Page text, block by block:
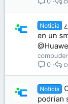
Noticia
en un
0
Noticia
podrían